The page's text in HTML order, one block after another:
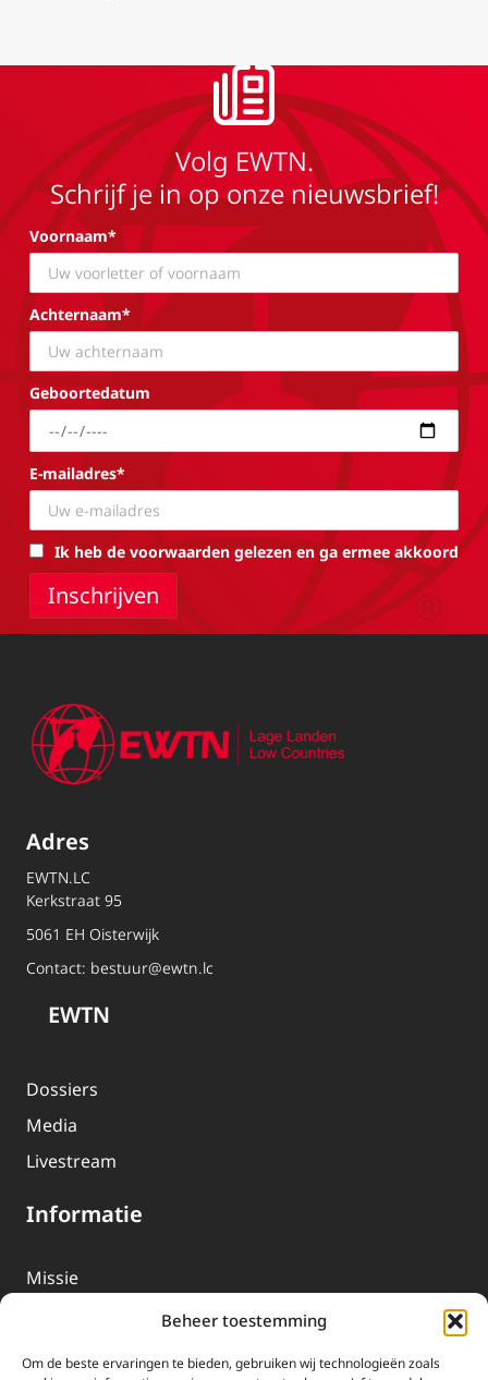
Beheer toestemming
Om de beste ervaringen te bieden, gebruiken wij technologieën zoals
Volg EWTN.
Schrijf je in op onze nieuwsbrief!
Voornaam*
Achternaam*
Geboortedatum
E-mailadres*
Ik heb de voorwaarden gelezen en ga ermee akkoord
Adres
EWTN.LC
Kerkstraat 95
5061 EH Oisterwijk
Contact: bestuur@ewtn.lc
EWTN
Dossiers
Media
Livestream
Informatie
Missie